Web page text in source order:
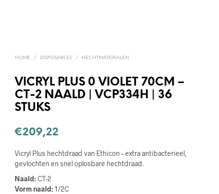
HOME / DISPOSABLES / HECHTMATERIALEN
VICRYL PLUS 0 VIOLET 70CM –
CT-2 NAALD | VCP334H | 36
STUKS
€209,22
Vicryl Plus hechtdraad van Ethicon – extra antibacterieel,
gevlochten en snel oplosbare hechtdraad.
Naald:CT-2
Vorm naald:1/2C